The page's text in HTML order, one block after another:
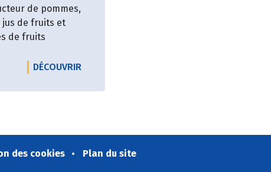
FERME DE L'ALSONTAINE
de pommes,
jus de fruits et
de fruits
DÉCOUVRIR
des cookies Plan du site